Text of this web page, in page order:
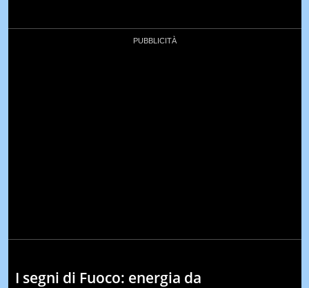
I segni di Fuoco: energia da